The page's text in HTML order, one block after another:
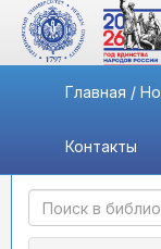
Главная /
Контакты
Быстрый доступ